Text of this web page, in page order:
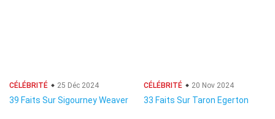
CÉLÉBRITÉ 25 Déc 2024
39 Faits Sur Sigourney Weaver
CÉLÉBRITÉ 20 Nov 2024
33 Faits Sur Taron Egerton